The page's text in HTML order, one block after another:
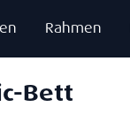
Rahmen
Bett